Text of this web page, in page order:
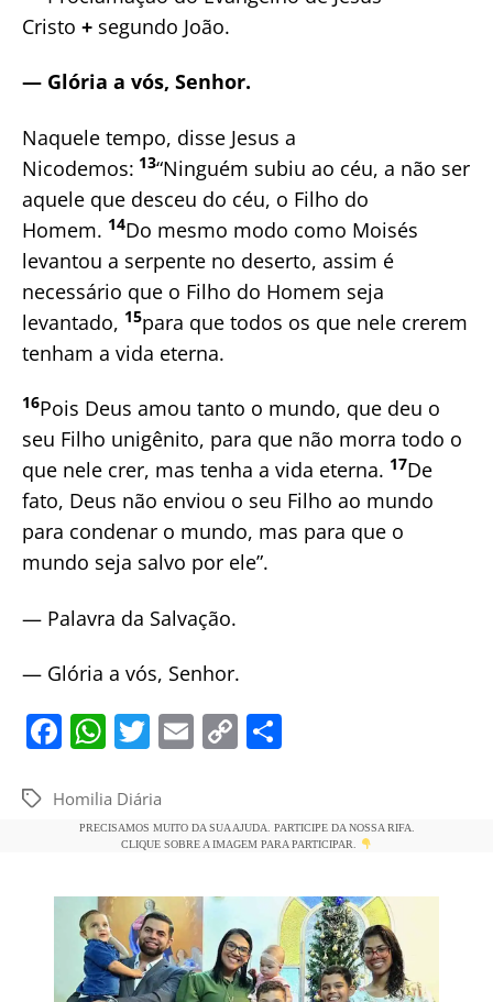
Cristo + segundo João.
— Glória a vós, Senhor.
Naquele tempo, disse Jesus a
Nicodemos: 13“Ninguém subiu ao céu, a não ser
aquele que desceu do céu, o Filho do
Homem. 14Do mesmo modo como Moisés
levantou a serpente no deserto, assim é
necessário que o Filho do Homem seja
levantado, 15para que todos os que nele crerem
tenham a vida eterna.
16Pois Deus amou tanto o mundo, que deu o
seu Filho unigênito, para que não morra todo o
que nele crer, mas tenha a vida eterna. 17De
fato, Deus não enviou o seu Filho ao mundo
para condenar o mundo, mas para que o
mundo seja salvo por ele”.
— Palavra da Salvação.
— Glória a vós, Senhor.
F
c
e
o
o
k
W
at
s
p
p
T
itt
er
E
l
C
y
n
k
e
TagsHomilia Diária
PRECISAMOS MUITO DA SUA AJUDA. PARTICIPE DA NOSSA RIFA.
CLIQUE SOBRE A IMAGEM PARA PARTICIPAR.